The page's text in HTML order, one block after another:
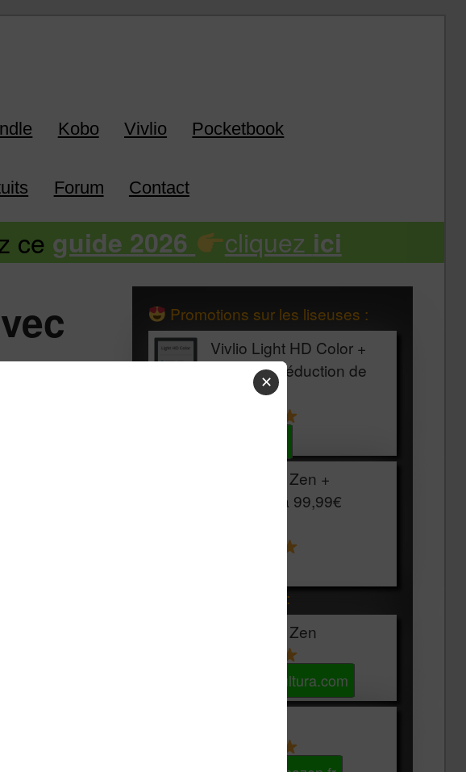
Kobo Vivlio Pocketbook
Forum Contact
ce guide 2026 cliquez ici
Promotions sur les liseuses :
Vivlio Light HD Color +
HOUSSE réduction de
Vivlio Light Zen +
HOUSSE à 99,99€
Les accessibles :
Vivlio Light Zen
Voir sur Cultura.com
✕